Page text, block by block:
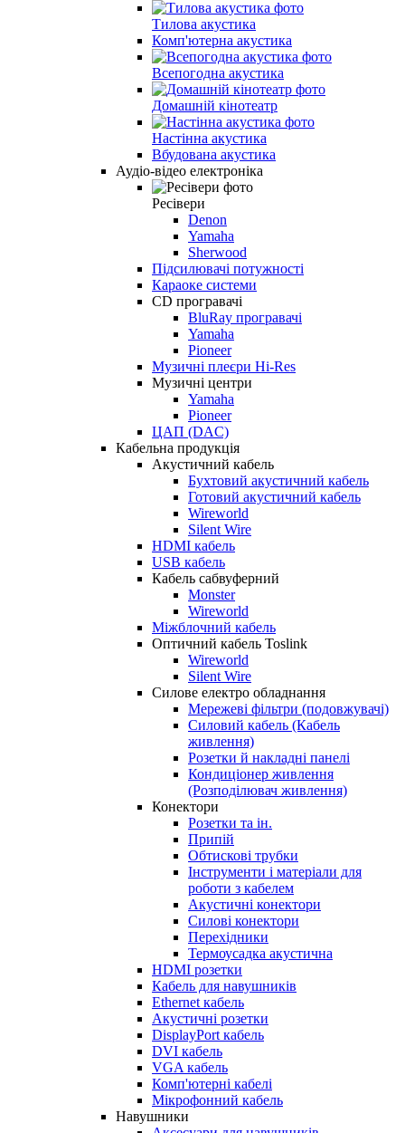
Тилова акустика
Комп'ютерна акустика
Всепогодна акустика
Домашній кінотеатр
Настінна акустика
Вбудована акустика
Аудіо-відео електроніка
Ресівери
Denon
Yamaha
Sherwood
Підсилювачі потужності
Караоке системи
CD програвачі
BluRay програвачі
Yamaha
Pioneer
Музичні плеєри Hi-Res
Музичні центри
Yamaha
Pioneer
ЦАП (DAC)
Кабельна продукція
Акустичний кабель
Бухтовий акустичний кабель
Готовий акустичний кабель
Wireworld
Silent Wire
HDMI кабель
USB кабель
Кабель сабвуферний
Monster
Wireworld
Міжблочний кабель
Оптичний кабель Toslink
Wireworld
Silent Wire
Силове електро обладнання
Мережеві фільтри (подовжувачі)
Силовий кабель (Кабель
живлення)
Розетки й накладні панелі
Кондиціонер живлення
(Розподілювач живлення)
Конектори
Розетки та ін.
Припій
Обтискові трубки
Інструменти і матеріали для
роботи з кабелем
Акустичні конектори
Силові конектори
Перехідники
Термоусадка акустична
HDMI розетки
Кабель для навушників
Ethernet кабель
Акустичні розетки
DisplayPort кабель
DVI кабель
VGA кабель
Комп'ютерні кабелі
Мікрофонний кабель
Навушники